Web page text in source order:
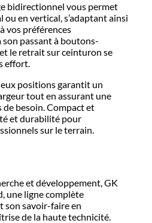
bidirectionnel vous permet
en vertical, s’adaptant ainsi
vos préférences
son passant à boutons-
le retrait sur ceinturon se
effort.
positions garantit un
tout en assurant une
besoin. Compact et
et durabilité pour
sur le terrain.
et développement, GK
une ligne complète
son savoir-faire en
de la haute technicité.